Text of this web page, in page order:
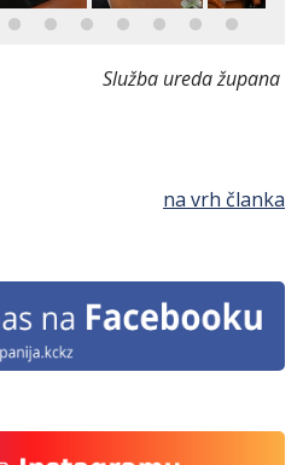
Služba ureda župana
na vrh članka